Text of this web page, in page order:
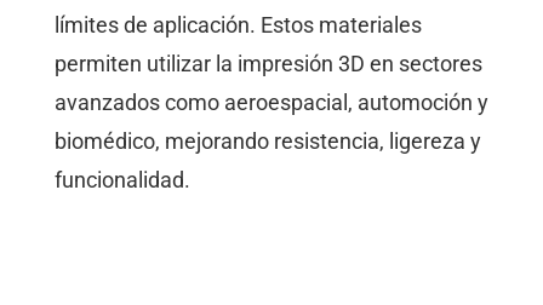
límites de aplicación. Estos materiales
permiten utilizar la impresión 3D en sectores
avanzados como aeroespacial, automoción y
biomédico, mejorando resistencia, ligereza y
funcionalidad.